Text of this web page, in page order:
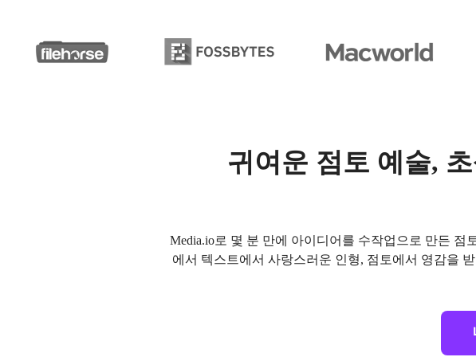
귀여운 점토 예술,
Media.io로 몇 분 만에 아이디어를 수작업으로 만든 점
에서 텍스트에서 사랑스러운 인형, 점토에서 영감을